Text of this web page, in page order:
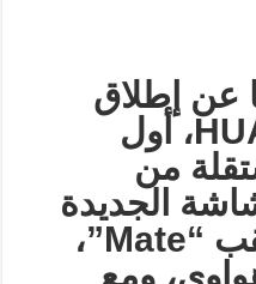
عن إطلاق
، أول
من
الجديدة
“Mate”
،
ومع